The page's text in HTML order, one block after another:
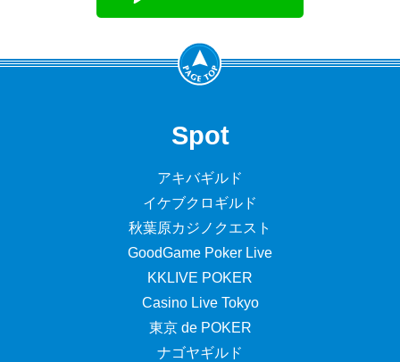
Spot
アキバギルド
イケブクロギルド
秋葉原カジノクエスト
GoodGame Poker Live
KKLIVE POKER
Casino Live Tokyo
東京 de POKER
ナゴヤギルド